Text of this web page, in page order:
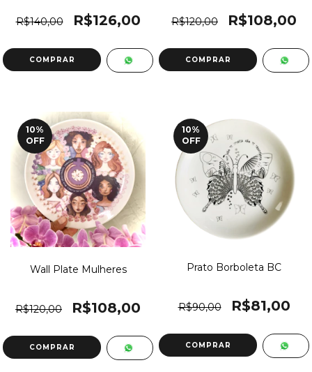
R$140,00 R$126,00 R$120,00 R$108,00
10%
OFF
Wall Plate Mulheres
R$120,00 R$108,00
10%
OFF
Prato Borboleta BC
R$90,00 R$81,00